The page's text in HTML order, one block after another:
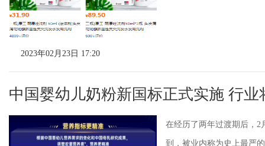
2023年02月23日 17:20
中国婴幼儿奶粉新国标正式实施 行业
在经历了两年过渡期后，2
到，被业内称为史上最严